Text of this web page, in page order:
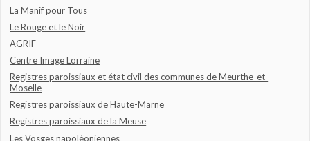
La Manif pour Tous
Le Rouge et le Noir
AGRIF
Centre Image Lorraine
Registres paroissiaux et état civil des communes de Meurthe-et-
Moselle
Registres paroissiaux de Haute-Marne
Registres paroissiaux de la Meuse
Les Vosges napoléoniennes